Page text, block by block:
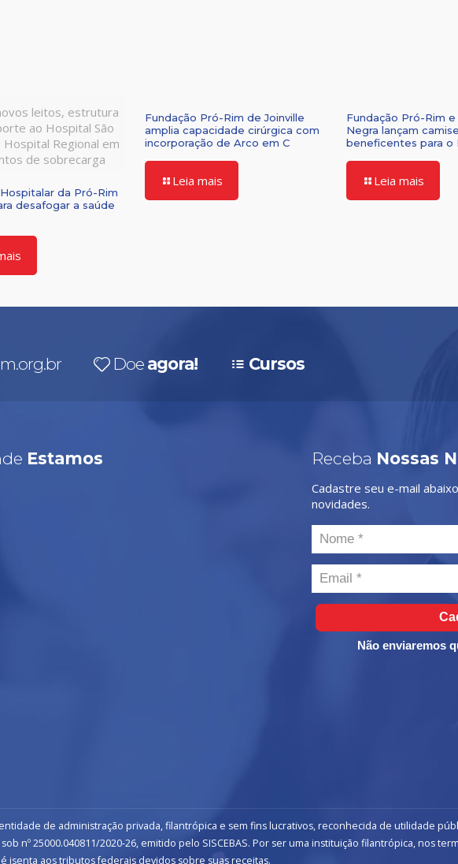
leitos, estrutura
ao Hospital São
Hospital Regional em
de sobrecarga
da Pró-Rim
desafogar a saúde
Fundação Pró-Rim de Joinville
amplia capacidade cirúrgica com
incorporação de Arco em C
Leia mais
Fundação Pró-Rim
Negra lançam
beneficentes para o
Leia mais
Doe agora! Cursos
Estamos Receba Nossas
Cadastre seu e-mail
novidades.
Não enviaremos
entidade de administração privada, filantrópica e sem fins lucrativos, reconhecida de utilidade
nº 25000.040811/2020-26, emitido pelo SISCEBAS. Por ser uma instituição filantrópica, nos
é isenta aos tributos federais devidos sobre suas receitas.